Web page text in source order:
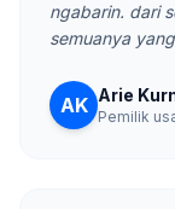
ngabarin. dari
semuanya
AK Arie
Pemilik